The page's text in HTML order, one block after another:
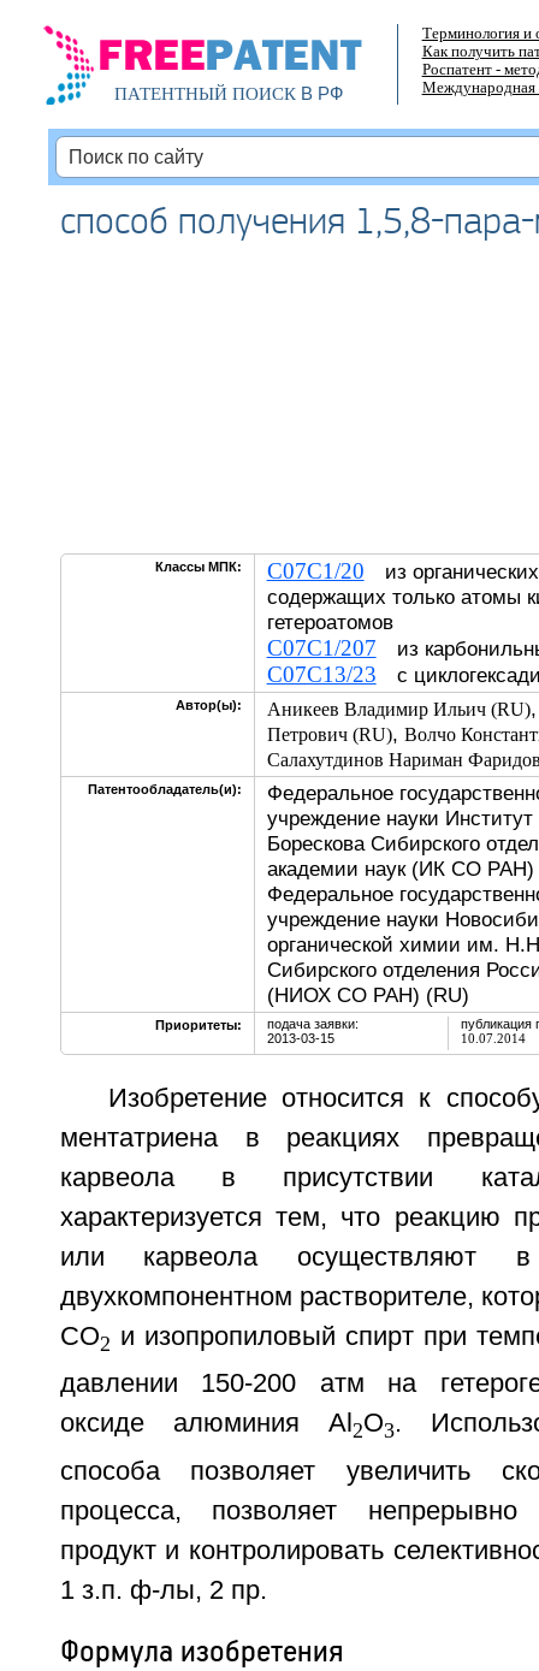
ПАТЕНТНЫЙ ПОИСКВ РФ
Терминология и
Как получить
Роспатент -
Международная
способ получения 1,5,8-
Классы МПК: C07C1/20 из
содержащих только атомы
гетероатомов
C07C1/207 из
C07C13/23 с
Автор(ы): Аникеев Владимир Ильич (RU)
Петрович (RU), Волчо
Салахутдинов Нариман
Патентообладатель(и):
Федеральное
учреждение науки
Борескова Сибирского
академии наук (ИК СО РАН)
Федеральное
учреждение науки
органической химии им.
Сибирского отделения
(НИОХ СО РАН) (RU)
Приоритеты:
подача заявки:
2013-03-15
публикация
10.07.2014
Изобретение относится к
ментатриена в реакциях
карвеола в присутствии
характеризуется тем, что реакцию
или карвеола осуществляют в
двухкомпонентном растворителе,
CO2 и изопропиловый спирт при
давлении 150-200 атм на
оксиде алюминия Al 2O3.
способа позволяет увеличить
процесса, позволяет
продукт и контролировать
1 з.п. ф-лы, 2 пр.
Формула изобретения